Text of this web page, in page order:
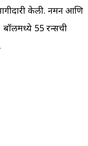
केली. नमन आणि
बॉलमध्ये 55 रन्सची